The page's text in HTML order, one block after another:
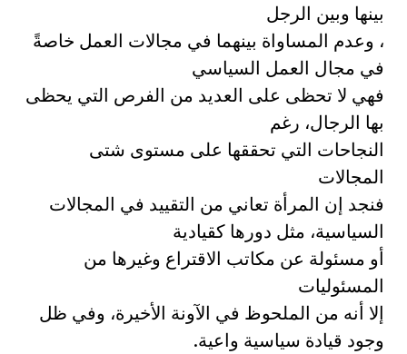
بينها وبين الرجل
، وعدم المساواة بينهما في مجالات العمل خاصةً
في مجال العمل السياسي
فهي لا تحظى على العديد من الفرص التي يحظى
بها الرجال، رغم
النجاحات التي تحققها على مستوى شتى
المجالات
فنجد إن المرأة تعاني من التقييد في المجالات
السياسية، مثل دورها كقيادية
أو مسئولة عن مكاتب الاقتراع وغيرها من
المسئوليات
إلا أنه من الملحوظ في الآونة الأخيرة، وفي ظل
وجود قيادة سياسية واعية.